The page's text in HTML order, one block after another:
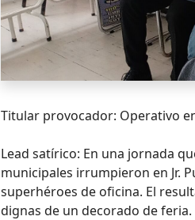
Titular provocador: Operativo
Lead satírico: En una jornada
municipales irrumpieron en Jr.
superhéroes de oficina. El
dignas de un decorado de feria.